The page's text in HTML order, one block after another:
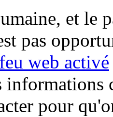
et le
pas
web activé
informations
pour